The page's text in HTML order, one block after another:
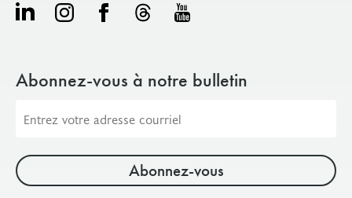
Abonnez-vous à notre bulletin